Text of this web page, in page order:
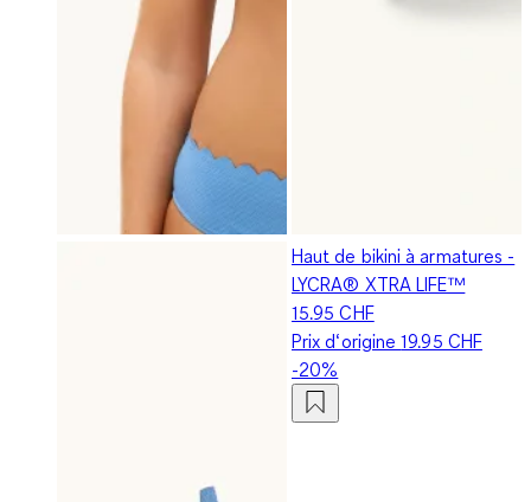
Haut de bikini à armatures -
LYCRA® XTRA LIFE™
15.95 CHF
Prix d‘origine19.95 CHF
-20%